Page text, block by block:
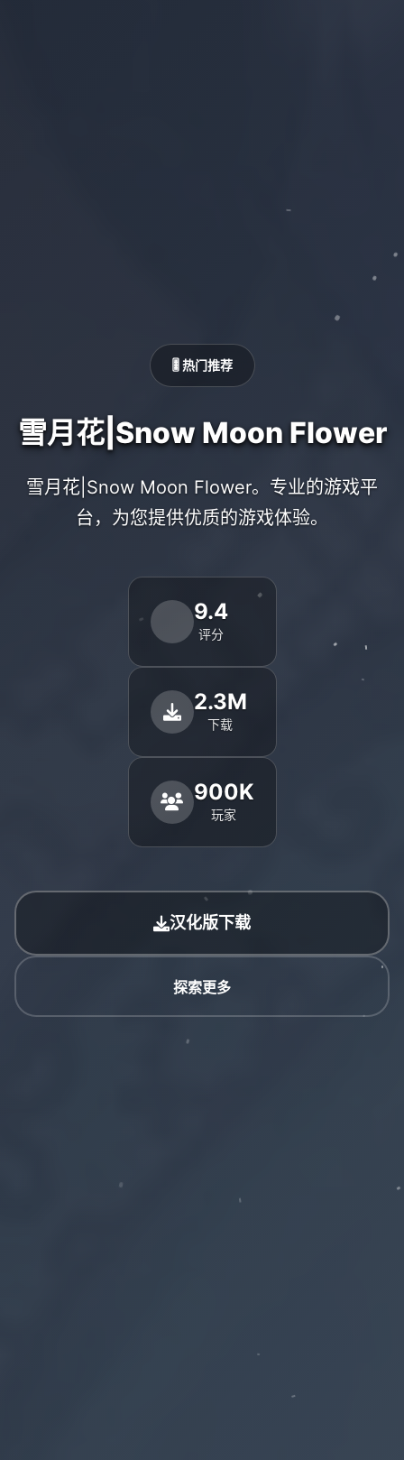
🎚️ 热门推荐
雪月花|Snow Moon Flower
雪月花|Snow Moon Flower。专业的游戏平
台，为您提供优质的游戏体验。
9.4
评分
2.3M
下载
900K
玩家
汉化版下载
探索更多